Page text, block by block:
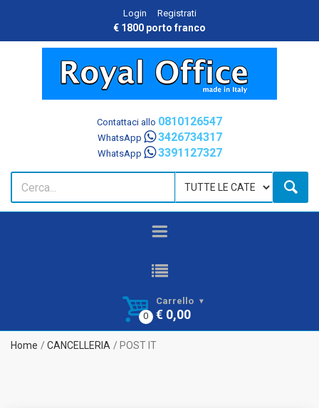
Login Registrati
€ 1800 porto franco
Contattaci allo 0810126547
WhatsApp 3426734317
WhatsApp 3391127327
Carrello
€ 0,00
Home CANCELLERIA POST IT